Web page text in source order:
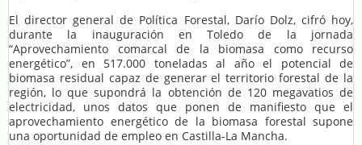
El director general de Política Forestal, Darío Dolz, cifró hoy,
durante la inauguración en Toledo de la jornada
“Aprovechamiento comarcal de la biomasa como recurso
energético”, en 517.000 toneladas al año el potencial de
biomasa residual capaz de generar el territorio forestal de la
región, lo que supondrá la obtención de 120 megavatios de
electricidad, unos datos que ponen de manifiesto que el
aprovechamiento energético de la biomasa forestal supone
una oportunidad de empleo en Castilla-La Mancha.